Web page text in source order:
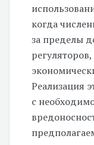
когда
за пределы
Реализация
с